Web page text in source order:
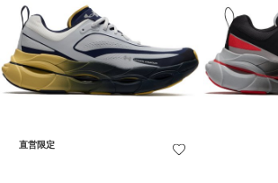
直営限定